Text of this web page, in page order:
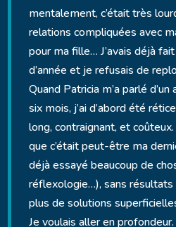
mentalement, c’était très
relations compliquées avec
pour ma fille… J’avais déjà
d’année et je refusais de
Quand Patricia m’a parlé
six mois, j’ai d’abord été
long, contraignant, et
que c’était peut-être ma
déjà essayé beaucoup de
réflexologie…), sans résultats
plus de solutions
Je voulais aller en profondeur.